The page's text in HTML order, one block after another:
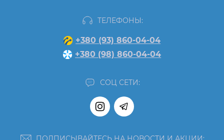
ТЕЛЕФОНЫ:
+380 (93) 860-04-04
+380 (98) 860-04-04
СОЦ СЕТИ: